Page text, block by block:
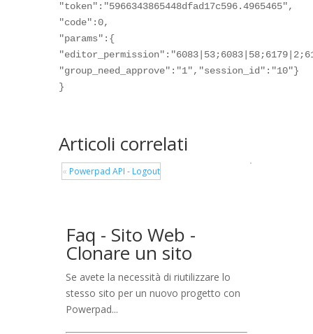
"token":"5966343865448dfad17c596.4965465",
"code":0,
"params":{
"group_need_approve":"1","session_id":"10"}
}
Articoli correlati
« Powerpad API - Logout
Faq - Sito Web -
Clonare un sito
Se avete la necessità di riutilizzare lo
stesso sito per un nuovo progetto con
Powerpad...